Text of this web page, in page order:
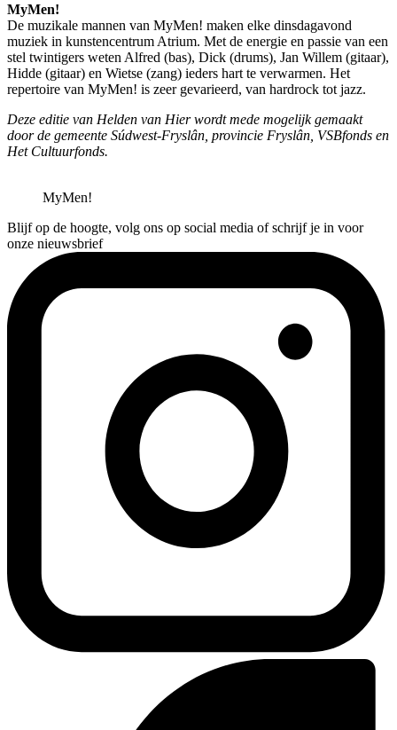
MyMen!
De muzikale mannen van MyMen! maken elke dinsdagavond
muziek in kunstencentrum Atrium. Met de energie en passie van een
stel twintigers weten Alfred (bas), Dick (drums), Jan Willem (gitaar),
Hidde (gitaar) en Wietse (zang) ieders hart te verwarmen. Het
repertoire van MyMen! is zeer gevarieerd, van hardrock tot jazz.
Deze editie van Helden van Hier wordt mede mogelijk gemaakt
door de gemeente Súdwest-Fryslân, provincie Fryslân, VSBfonds en
Het Cultuurfonds.
MyMen!
Blijf op de hoogte, volg ons op social media of schrijf je in voor
onze nieuwsbrief